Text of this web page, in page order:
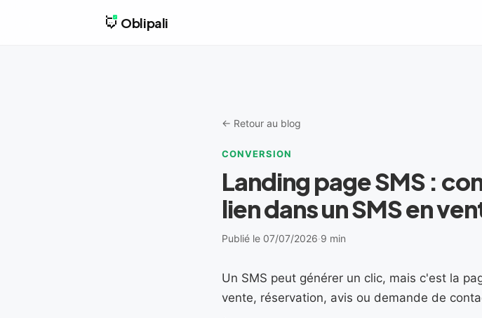
Oblipali
← Retour au blog
CONVERSION
Landing page SMS :
lien dans un SMS en
Publié le 07/07/2026·9 min
Un SMS peut générer un clic, mais c'est la
vente, réservation, avis ou demande de